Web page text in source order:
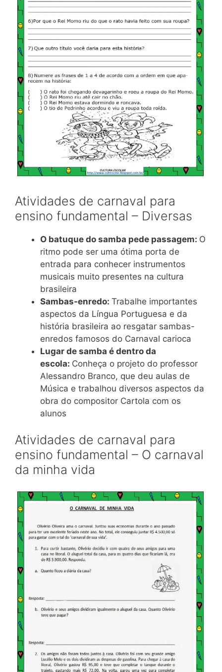
Atividades de carnaval para
ensino fundamental – Diversas
O batuque do samba pede passagem: O
ritmo pode ser uma ótima porta de
entrada para conhecer instrumentos
musicais muito presentes na cultura
brasileira
Sambas-enredo: Trabalhe importantes
aspectos da Língua Portuguesa e da
história brasileira ao resgatar sambas-
enredos famosos do Carnaval carioca
Lugar de samba é dentro da
escola: Conheça o projeto do professor
Alessandro Branco, que deu aulas de
Música e trabalhou diversos aspectos da
obra do compositor Cartola com os
alunos
Atividades de carnaval para
ensino fundamental – O carnaval
da minha vida